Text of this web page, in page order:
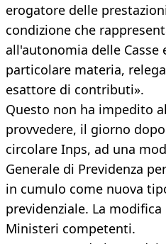
erogatore delle
condizione che
all'autonomia delle Casse
particolare materia,
esattore di contributi».
Questo non ha impedito
provvedere, il giorno
circolare Inps, ad una
Generale di Previdenza
in cumulo come nuova
previdenziale. La
Ministeri competenti.